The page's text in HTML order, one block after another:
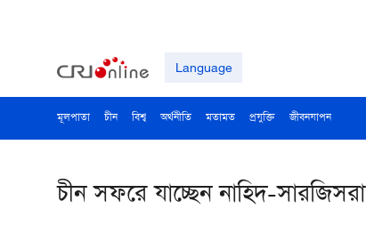
Language
মূলপাতা চীন বিশ্ব অর্থনীতি মতামত প্রযুক্তি জীবনযাপন
চীন সফরে যাচ্ছেন নাহিদ-সারজিসরা